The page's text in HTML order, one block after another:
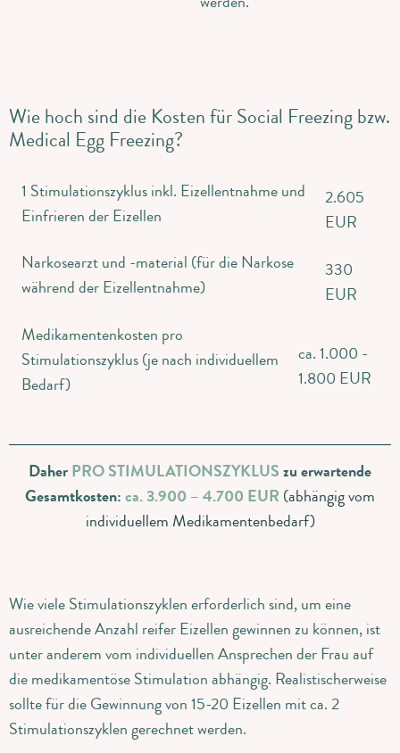
Wie hoch sind die Kosten für Social Freezing bzw.
Medical Egg Freezing?
1 Stimulationszyklus inkl. Eizellentnahme und
Einfrieren der Eizellen
2.605
EUR
Narkosearzt und -material (für die Narkose
während der Eizellentnahme)
330
EUR
Medikamentenkosten pro
Stimulationszyklus (je nach individuellem
Bedarf)
ca. 1.000 -
1.800 EUR
DaherPRO STIMULATIONSZYKLUSzu erwartende
Gesamtkosten:ca. 3.900 – 4.700 EUR (abhängig vom
individuellem Medikamentenbedarf)
Wie viele Stimulationszyklen erforderlich sind, um eine
ausreichende Anzahl reifer Eizellen gewinnen zu können, ist
unter anderem vom individuellen Ansprechen der Frau auf
die medikamentöse Stimulation abhängig. Realistischerweise
sollte für die Gewinnung von 15-20 Eizellen mit ca. 2
Stimulationszyklen gerechnet werden.